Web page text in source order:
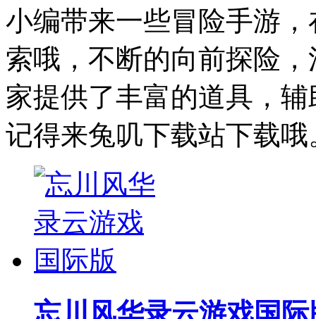
小编带来一些冒险手游
索哦，不断的向前探险
家提供了丰富的道具，
记得来兔叽下载站下载哦
忘川风华录云游戏国际